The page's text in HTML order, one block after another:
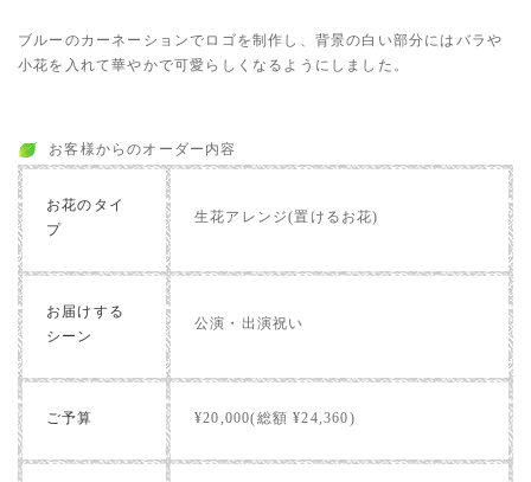
ブルーのカーネーションでロゴを制作し、背景の白い部分にはバラや
小花を入れて華やかで可愛らしくなるようにしました。
お客様からのオーダー内容
お花のタイ
プ
生花アレンジ(置けるお花)
お届けする
シーン
公演・出演祝い
ご予算 ¥20,000(総額 ¥24,360)